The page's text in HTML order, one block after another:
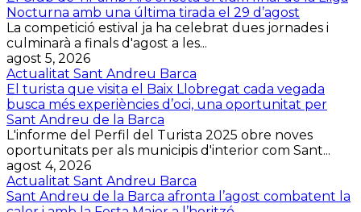
Nocturna amb una última tirada el 29 d’agost
La competició estival ja ha celebrat dues jornades i
culminarà a finals d'agost a les...
agost 5, 2026
Actualitat Sant Andreu Barca
El turista que visita el Baix Llobregat cada vegada
busca més experiències d’oci, una oportunitat per
Sant Andreu de la Barca
L'informe del Perfil del Turista 2025 obre noves
oportunitats per als municipis d'interior com Sant...
agost 4, 2026
Actualitat Sant Andreu Barca
Sant Andreu de la Barca afronta l’agost combatent la